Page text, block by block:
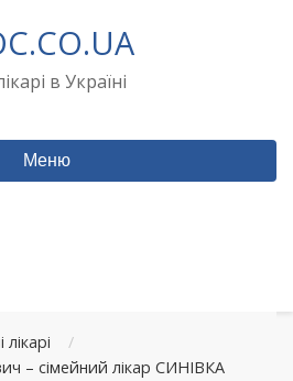
в Україні
Меню
лікарі
/
– сімейний лікар СИНІВКА